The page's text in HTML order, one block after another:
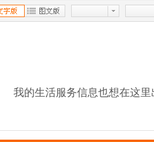
我的生活服务信息也想在这里